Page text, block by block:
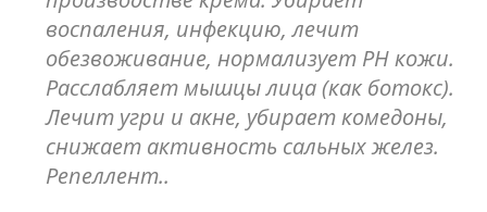
воспаления, инфекцию, лечит
обезвоживание, нормализует PH кожи.
Расслабляет мышцы лица (как ботокс).
Лечит угри и акне, убирает комедоны,
снижает активность сальных желез.
Репеллент..